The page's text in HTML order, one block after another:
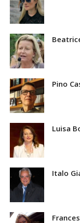
Pino
Luisa
Italo